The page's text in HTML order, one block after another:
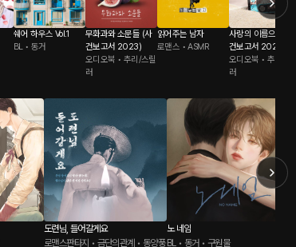
쉐어 하우스 Vol.1
BL • 동거
무화과와 소문들 (사
건보고서 2023)
오디오북 • 추리/스릴
러
읽어주는 남자
로맨스 • ASMR
사랑의 이름으로 (사
건보고서 2023)
오디오북 • 추리/스릴
러
도련님, 들어갈게요
로맨스판타지 • 금단의관계 • 동양풍
노 네임
BL • 동거 • 구원물